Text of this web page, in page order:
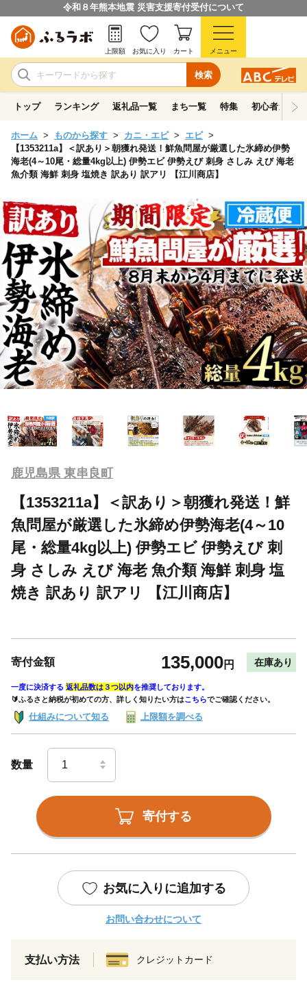
令和８年熊本地震 災害支援寄付受付について
検索
上限額 お気に入り カート メニュー
トップ ランキング 返礼品一覧 まち一覧 特集 初心者ガイド
ホーム ものから探す カニ・エビ
エビ
【1353211a】＜訳あり＞朝獲れ発送！鮮魚問屋が厳選した氷締め伊勢
海老(4～10尾・総量4kg以上) 伊勢エビ 伊勢えび 刺身 さしみ えび 海老
魚介類 海鮮 刺身 塩焼き 訳あり 訳アリ 【江川商店】
鹿児島県 東串良町
【1353211a】＜訳あり＞朝獲れ発送！鮮
魚問屋が厳選した氷締め伊勢海老(4～10
尾・総量4kg以上) 伊勢エビ 伊勢えび 刺
身 さしみ えび 海老 魚介類 海鮮 刺身 塩
焼き 訳あり 訳アリ 【江川商店】
寄付金額 135,000円 在庫あり
一度に決済する 返礼品数は３つ以内を推奨しております。
🔰ふるさと納税が初めての方、詳しく知りたい方はこちらでご確認ください。
仕組みについて知る 上限額を調べる
数量
寄付する
お気に入りに追加する
お問い合わせについて
支払い方法 クレジットカード